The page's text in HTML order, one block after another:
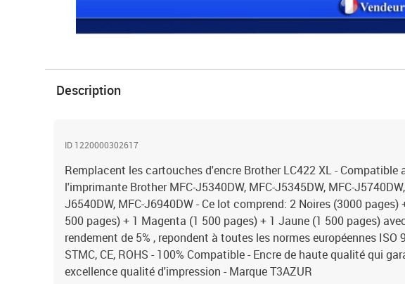
Description
ID 1220000302617
Remplacent les cartouches d'encre Brother LC422 XL - Compatible
l'imprimante Brother MFC-J5340DW, MFC-J5345DW, MFC-
J6540DW, MFC-J6940DW - Ce lot comprend: 2 Noires (3000 pages)
500 pages) + 1 Magenta (1 500 pages) + 1 Jaune (1 500 pages)
rendement de 5% , repondent à toutes les normes européennes ISO
STMC, CE, ROHS - 100% Compatible - Encre de haute qualité qui
excellence qualité d'impression - Marque T3AZUR